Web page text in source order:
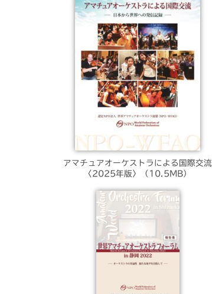
アマチュアオーケストラによる国際交流
〈2025年版〉（10.5MB）